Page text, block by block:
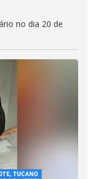
no dia 20 de